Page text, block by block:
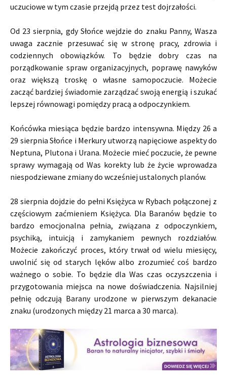
uczuciowe w tym czasie przejdą przez test dojrzałości.
Od 23 sierpnia, gdy Słońce wejdzie do znaku Panny, Wasza
uwaga zacznie przesuwać się w stronę pracy, zdrowia i
codziennych obowiązków. To będzie dobry czas na
porządkowanie spraw organizacyjnych, poprawę nawyków
oraz większą troskę o własne samopoczucie. Możecie
zacząć bardziej świadomie zarządzać swoją energią i szukać
lepszej równowagi pomiędzy pracą a odpoczynkiem.
Końcówka miesiąca będzie bardzo intensywna. Między 26 a
29 sierpnia Słońce i Merkury utworzą napięciowe aspekty do
Neptuna, Plutona i Urana. Możecie mieć poczucie, że pewne
sprawy wymagają od Was korekty lub że życie wprowadza
niespodziewane zmiany do wcześniej ustalonych planów.
28 sierpnia dojdzie do pełni Księżyca w Rybach połączonej z
częściowym zaćmieniem Księżyca. Dla Baranów będzie to
bardzo emocjonalna pełnia, związana z odpoczynkiem,
psychiką, intuicją i zamykaniem pewnych rozdziałów.
Możecie zakończyć proces, który trwał od wielu miesięcy,
uwolnić się od starych lęków albo zrozumieć coś bardzo
ważnego o sobie. To będzie dla Was czas oczyszczenia i
przygotowania miejsca na nowe doświadczenia. Najsilniej
pełnię odczują Barany urodzone w pierwszym dekanacie
znaku (urodzonych między 21 marca a 30 marca).